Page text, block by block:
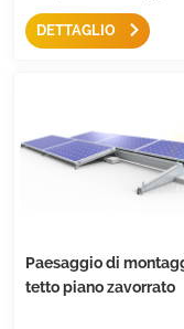
lungo è la soluzione
montare pannelli solari di
per pannelli di grandi
dimensioni.
DETTAGLIO
Paesaggio di
tetto piano zavorrato